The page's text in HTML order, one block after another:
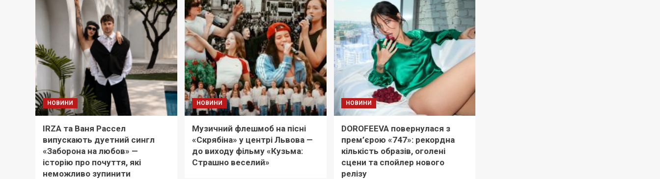
НОВИНИ
IRZA та Ваня Рассел
випускають дуетний сингл
«Заборона на любов» —
історію про почуття, які
неможливо зупинити
НОВИНИ
Музичний флешмоб на пісні
«Скрябіна» у центрі Львова —
до виходу фільму «Кузьма:
Страшно веселий»
НОВИНИ
DOROFEEVA повернулася з
прем’єрою «747»: рекордна
кількість образів, оголені
сцени та спойлер нового
релізу